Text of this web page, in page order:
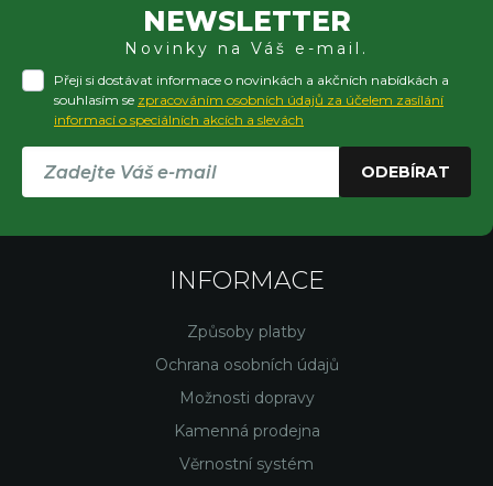
NEWSLETTER
Novinky na Váš e-mail.
Přeji si dostávat informace o novinkách a akčních nabídkách a
souhlasím se zpracováním osobních údajů za účelem zasílání
informací o speciálních akcích a slevách
ODEBÍRAT
INFORMACE
Způsoby platby
Ochrana osobních údajů
Možnosti dopravy
Kamenná prodejna
Věrnostní systém